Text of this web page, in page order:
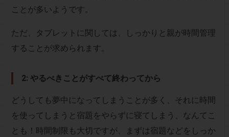
ことが多いようです。
ただ、タブレットに関しては、しっかりと親が時間管理
することが求められます。
2: やるべきことがすべて終わってから
どうしても夢中になってしまうことが多く、それに時間
を使ってしまうと宿題をやらずに寝てしまう、なんてこ
とも！時間制限も大切ですが、まずは宿題などをしっか